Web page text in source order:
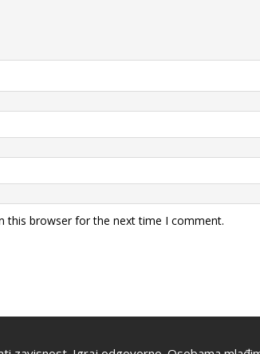
this browser for the next time I comment.